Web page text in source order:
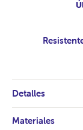
Detalles
Materiales